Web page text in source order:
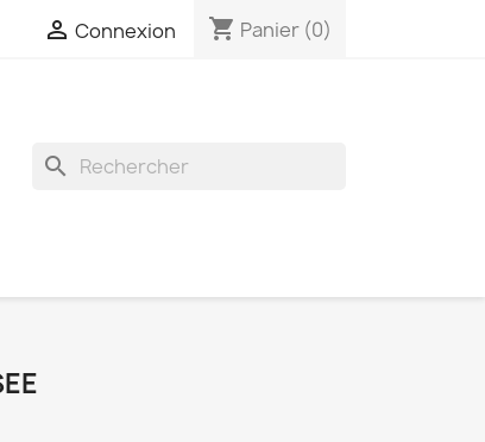
 Connexion shopping_cart Panier (0)
search